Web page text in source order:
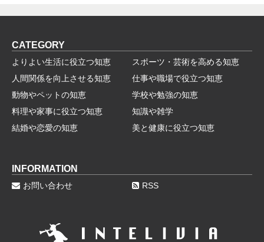
CATEGORY
よりよい生活に役立つ知恵
スポーツ・芸術を高める知恵
人間関係を向上させる知恵
仕事や職場で役立つ知恵
動物やペットの知恵
学校や勉強の知恵
料理や家事に役立つ知恵
知識や雑学
結婚や恋愛の知恵
美と健康に役立つ知恵
INFORMATION
お問い合わせ RSS